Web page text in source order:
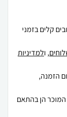
קלים בזמני
, ולמדיניות
המוכר הן בהתאם